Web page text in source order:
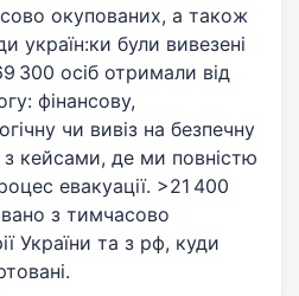
окупованих, а також
україн:ки були вивезені
300 осіб отримали вiд
фінансову,
чи вивіз на безпечну
кейсами, де ми повністю
евакуації. >21 400
з тимчасово
України та з рф, куди